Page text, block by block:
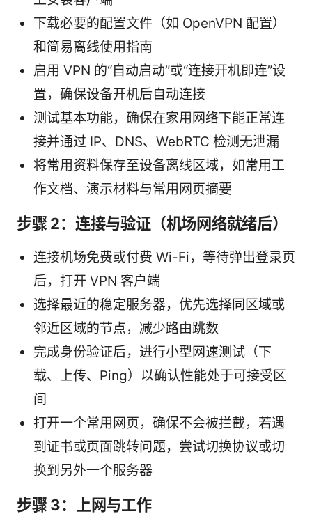
下载必要的配置文件（如 OpenVPN 配置）
和简易离线使用指南
启用 VPN 的“自动启动”或“连接开机即连”设
置，确保设备开机后自动连接
测试基本功能，确保在家用网络下能正常连
接并通过 IP、DNS、WebRTC 检测无泄漏
将常用资料保存至设备离线区域，如常用工
作文档、演示材料与常用网页摘要
步骤 2：连接与验证（机场网络就绪后）
连接机场免费或付费 Wi-Fi，等待弹出登录页
后，打开 VPN 客户端
选择最近的稳定服务器，优先选择同区域或
邻近区域的节点，减少路由跳数
完成身份验证后，进行小型网速测试（下
载、上传、Ping）以确认性能处于可接受区
间
打开一个常用网页，确保不会被拦截，若遇
到证书或页面跳转问题，尝试切换协议或切
换到另外一个服务器
步骤 3：上网与工作